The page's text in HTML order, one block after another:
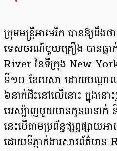
ក្រុមមន្ត្រីអាមេរិក បានឱ្យដឹងថា
ទេសចរណ៍មួយគ្រឿង បានធ្លា
River នៃទីក្រុង New
ទី១០ ខែមេសា ដោយបណ្ដា
៦នាក់ជិះនៅលើនោះ ក្នុងនោះ
អេស្ប៉ាញមួយមានកូន៣នាក់ និ
នេះបើតាមប្រព័ន្ធផ្សព្វផ្សា
ដោយទីភ្នាក់ងារសារព័ត៌មាន